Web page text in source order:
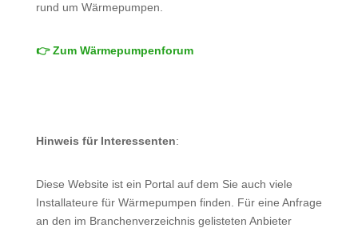
rund um Wärmepumpen.
👉 Zum Wärmepumpenforum
Hinweis für Interessenten:
Diese Website ist ein Portal auf dem Sie auch viele
Installateure für Wärmepumpen finden. Für eine Anfrage
an den im Branchenverzeichnis gelisteten Anbieter